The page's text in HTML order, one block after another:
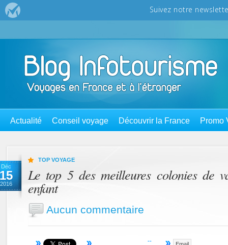
Actualité Conseil voyage Découvrir la France Promo
Déc
15
2016
TOP VOYAGE
Le top 5 des meilleures colonies de
enfant
Aucun commentaire